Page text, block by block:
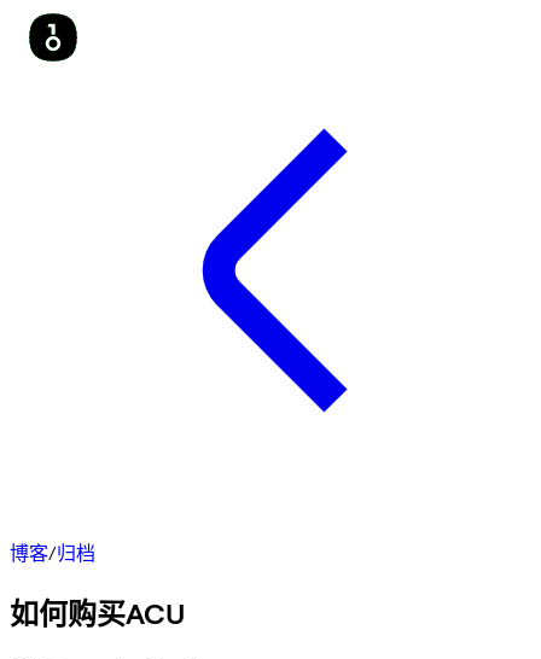
博客/归档
如何购买ACU